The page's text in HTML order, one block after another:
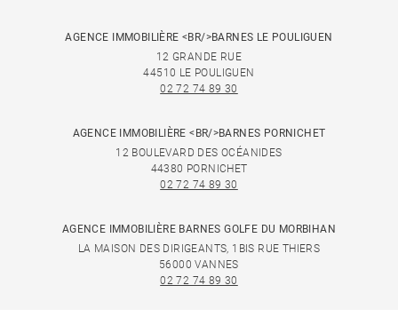
AGENCE IMMOBILIÈRE <BR/>BARNES LE POULIGUEN
12 GRANDE RUE
44510 LE POULIGUEN
02 72 74 89 30
AGENCE IMMOBILIÈRE <BR/>BARNES PORNICHET
12 BOULEVARD DES OCÉANIDES
44380 PORNICHET
02 72 74 89 30
AGENCE IMMOBILIÈRE BARNES GOLFE DU MORBIHAN
LA MAISON DES DIRIGEANTS, 1BIS RUE THIERS
56000 VANNES
02 72 74 89 30